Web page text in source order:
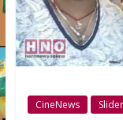
CineNews Slider